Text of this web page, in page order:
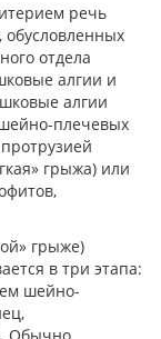
речь
обусловленных
отдела
алгии и
алгии
плечевых
грыжа) или
грыже)
в три этапа:
шейно-